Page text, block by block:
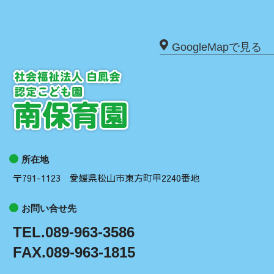
GoogleMapで見る
所在地
〒791-1123 愛媛県松山市東方町甲2240番地
お問い合せ先
TEL.089-963-3586
FAX.089-963-1815